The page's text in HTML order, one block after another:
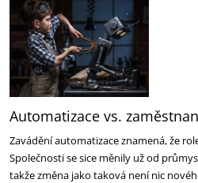
Automatizace vs.
Zavádění automatizace znamená, že
Společnosti se sice měnily už od
takže změna jako taková není nic